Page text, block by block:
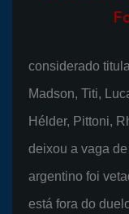
considerado
Madson, Titi,
Hélder, Pittoni,
deixou a vaga
argentino foi
está fora do